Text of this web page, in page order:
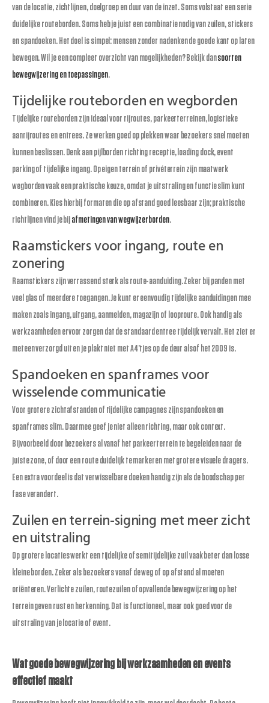
van de locatie, zichtlijnen, doelgroep en duur van de inzet. Soms volstaat een serie
duidelijke routeborden. Soms heb je juist een combinatie nodig van zuilen, stickers
en spandoeken. Het doel is simpel: mensen zonder nadenken de goede kant op laten
bewegen. Wil je een compleet overzicht van mogelijkheden? Bekijk dansoorten
bewegwijzering en toepassingen.
Tijdelijke routeborden en wegborden
Tijdelijke routeborden zijn ideaal voor rijroutes, parkeerterreinen, logistieke
aanrijroutes en entrees. Ze werken goed op plekken waar bezoekers snel moeten
kunnen beslissen. Denk aan pijlborden richting receptie, loading dock, event
parking of tijdelijke ingang. Op eigen terrein of privéterrein zijn maatwerk
wegborden vaak een praktische keuze, omdat je uitstraling en functie slim kunt
combineren. Kies hierbij formaten die op afstand goed leesbaar zijn; praktische
richtlijnen vind je bijafmetingen van wegwijzerborden.
Raamstickers voor ingang, route en
zonering
Raamstickers zijn verrassend sterk als route-aanduiding. Zeker bij panden met
veel glas of meerdere toegangen. Je kunt er eenvoudig tijdelijke aanduidingen mee
maken zoals ingang, uitgang, aanmelden, magazijn of looproute. Ook handig als
werkzaamheden ervoor zorgen dat de standaard entree tijdelijk vervalt. Het ziet er
meteen verzorgd uit en je plakt niet met A4’tjes op de deur alsof het 2009 is.
Spandoeken en spanframes voor
wisselende communicatie
Voor grotere zichtafstanden of tijdelijke campagnes zijn spandoeken en
spanframes slim. Daarmee geef je niet alleen richting, maar ook context.
Bijvoorbeeld door bezoekers al vanaf het parkeerterrein te begeleiden naar de
juiste zone, of door een route duidelijk te markeren met grotere visuele dragers.
Een extra voordeel is dat verwisselbare doeken handig zijn als de boodschap per
fase verandert.
Zuilen en terrein-signing met meer zicht
en uitstraling
Op grotere locaties werkt een tijdelijke of semitijdelijke zuil vaak beter dan losse
kleine borden. Zeker als bezoekers vanaf de weg of op afstand al moeten
oriënteren. Verlichte zuilen, routezuilen of opvallende bewegwijzering op het
terrein geven rust en herkenning. Dat is functioneel, maar ook goed voor de
uitstraling van je locatie of event.
Wat goede bewegwijzering bij werkzaamheden en events
effectief maakt